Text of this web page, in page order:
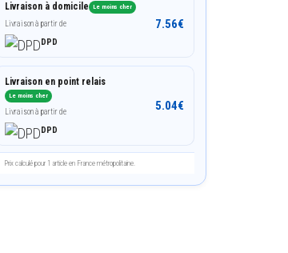
Livraison à domicile Le moins cher
Livraison à partir de
DPD
7.56€
Livraison en point relais
Le moins cher
Livraison à partir de
DPD
5.04€
Prix calculé pour 1 article en France métropolitaine.